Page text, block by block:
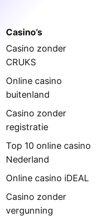
Casino’s
Casino zonder
CRUKS
Online casino
buitenland
Casino zonder
registratie
Top 10 online casino
Nederland
Online casino iDEAL
Casino zonder
vergunning